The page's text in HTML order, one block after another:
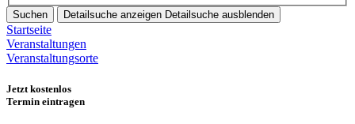
Suchen Detailsuche anzeigen Detailsuche ausblenden
Startseite
Veranstaltungen
Veranstaltungsorte
Jetzt kostenlos
Termin eintragen